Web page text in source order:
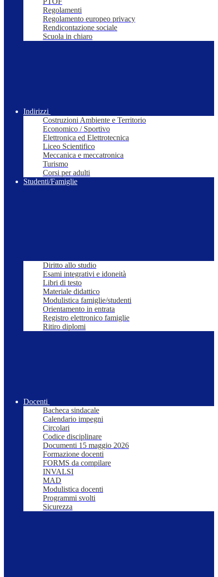
Regolamenti
Regolamento europeo privacy
Rendicontazione sociale
Scuola in chiaro
Indirizzi
Costruzioni Ambiente e Territorio
Economico / Sportivo
Elettronica ed Elettrotecnica
Liceo Scientifico
Meccanica e meccatronica
Turismo
Corsi per adulti
Studenti/Famiglie
Diritto allo studio
Esami integrativi e idoneità
Libri di testo
Materiale didattico
Modulistica famiglie/studenti
Orientamento in entrata
Registro elettronico famiglie
Ritiro diplomi
Docenti
Bacheca sindacale
Calendario impegni
Circolari
Codice disciplinare
Documenti 15 maggio 2026
Formazione docenti
FORMS da compilare
INVALSI
MAD
Modulistica docenti
Programmi svolti
Sicurezza